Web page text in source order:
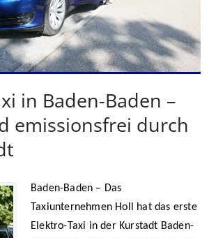
in Baden-Baden –
emissionsfrei durch
Baden-Baden – Das
Taxiunternehmen Holl hat das erste
Elektro-Taxi in der Kurstadt Baden-